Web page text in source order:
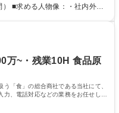
お互いに助け合いながら、総
外の
万~・残業10H 食品原
「食」の総合商社である当社にて、
、電話対応などの業務をお任せしま